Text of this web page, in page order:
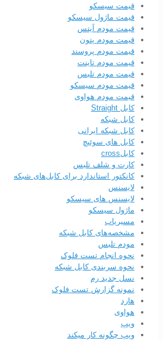
قیمت سیسکو
قیمت ماژول سیسکو
قیمت مودم آیتس
قیمت مودم پتون
قیمت مودم پروسند
قیمت مودم تاینت
قیمت مودم تلبس
قیمت مودم سیسکو
قیمت مودم هواوی
کابل Straight
کابل شبکه
کابل شبکه ایرانی
کابل های سوئیچ
کابلcross
کارت و شلف تلبس
کانکتور استاندارد برای کابل‌های شبکه
لایسنس
لایسنس های سیسکو
ماژول سیسکو
مسیریاب
مشخصه‌های کابل شبکه
مودم تلبس
نحوه انجام تست فلوک
نحوه سربندی کابل‌ شبکه
نسل جدید رم
نمونه گزارش تست فلوک
هارد
هواوی
ویپ
ویپ چگونه کار میکند